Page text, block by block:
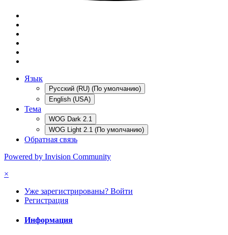
Язык
Русский (RU) (По умолчанию)
English (USA)
Тема
WOG Dark 2.1
WOG Light 2.1 (По умолчанию)
Обратная связь
Powered by Invision Community
×
Уже зарегистрированы? Войти
Регистрация
Информация